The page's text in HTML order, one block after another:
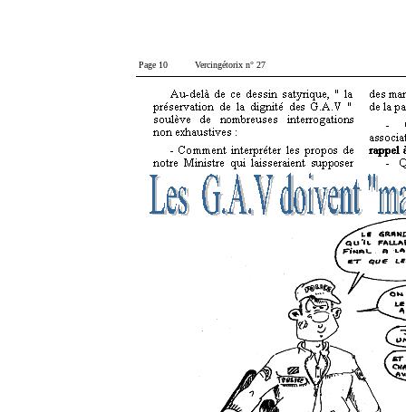
Page 10 Vercingétorix n° 27